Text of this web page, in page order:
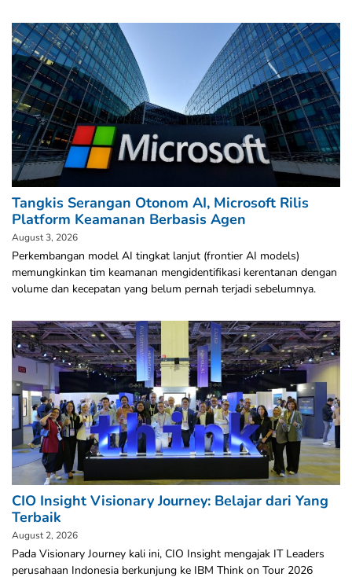
Tangkis Serangan Otonom AI, Microsoft Rilis
Platform Keamanan Berbasis Agen
August 3, 2026
Perkembangan model AI tingkat lanjut (frontier AI models)
memungkinkan tim keamanan mengidentifikasi kerentanan dengan
volume dan kecepatan yang belum pernah terjadi sebelumnya.
CIO Insight Visionary Journey: Belajar dari Yang
Terbaik
August 2, 2026
Pada Visionary Journey kali ini, CIO Insight mengajak IT Leaders
perusahaan Indonesia berkunjung ke IBM Think on Tour 2026